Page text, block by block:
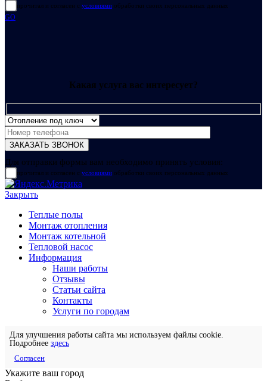
прочитал и согласен с условиями обработки своих персональных данных
GO
Какая услуга вас интересует?
Для отправки формы вам необходимо принять условия:
прочитал и согласен с условиями обработки своих персональных данных
Закрыть
Теплые полы
Монтаж отопления
Монтаж котельной
Тепловой насос
Информация
Наши работы
Отзывы
Статьи сайта
Контакты
Услуги по городам
Для улучшения работы сайта мы используем файлы cookie.
Подробнее здесь
Согласен
Укажите ваш город